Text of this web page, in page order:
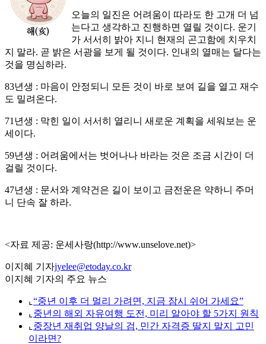
오늘의 일진은 어려움이 따라도 한 고개 더 넘
는다고 생각하고 진행하면 열릴 것이다. 운기
가 서서히 밝아 지니 현재의 곤고함에 치우치
지 말라. 곧 밝은 서광을 보게 될 것이다. 인내의 열매는 달다는
것을 명심하라.
83년생 : 마음이 안정되니 모든 것이 바로 보여 길을 열고 재수
도 밀려온다.
71년생 : 막힌 일이 서서히 열리니 새로운 계획을 세워보는 운
세이다.
59년생 : 어려움에서는 벗어나나 바라는 것은 조금 시간이 더
걸릴 것이다.
47년생 : 문서와 계약건은 길이 보이고 금전운은 약하니 주머
니 단속 잘 하라.
<자료 제공: 운세사랑(http://www.unselove.net)>
이지혜 기자jyelee@etoday.co.kr
이지혜 기자의 주요 뉴스
⌞ “중년 이후 더 멀리 가려면, 지금 잠시 쉬어 가세요”
⌞ 중년의 해외 자유여행 도전, 미리 알아야 할 5가지 원칙
⌞ 중장년 재취업 양날의 검, 민간 자격증 딸지 말지 고민
이라면?